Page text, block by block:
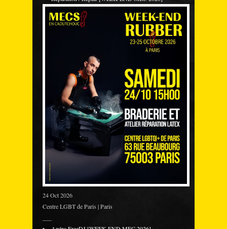
24 Oct 2026
Centre LGBT de Paris | Paris